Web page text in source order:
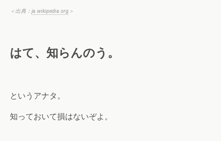
＜出典： ja.wikipedia.org ＞
はて、知らんのう。
というアナタ。
知っておいて損はないぞよ。